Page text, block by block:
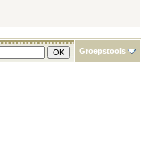
Groepstools